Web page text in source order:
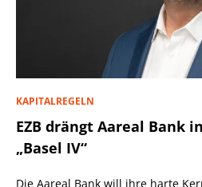
KAPITALREGELN
EZB drängt Aareal Bank
„Basel IV“
Die Aareal Bank will ihre harte